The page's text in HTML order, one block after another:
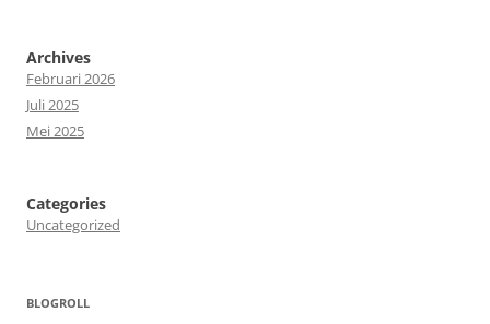
Archives
Februari 2026
Juli 2025
Mei 2025
Categories
Uncategorized
BLOGROLL